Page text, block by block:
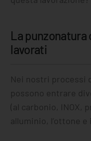
La
lavorati
Nei nostri processi
possono entrare
(al carbonio, INOX,
alluminio, l’ottone e